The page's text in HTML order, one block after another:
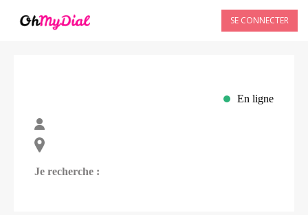
SE CONNECTER
En ligne
Je recherche :